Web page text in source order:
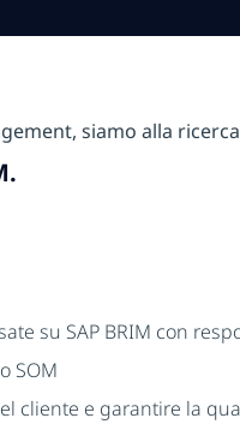
siamo alla
su SAP BRIM con
SOM
cliente e garantire la